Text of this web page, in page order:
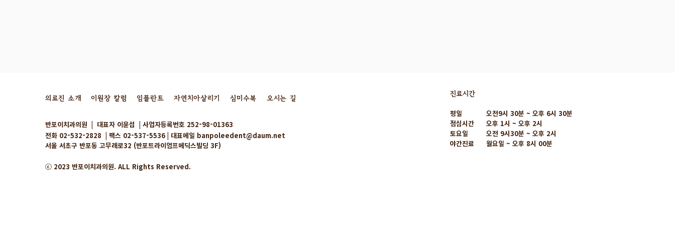
신경치료한 어금니가 다시 아프
신경치료한 어금니가 곪고 발치
의료진 소개 이원장 칼럼 임플란트 자연치아살리기 심미수복 오시는 길
​반포이치과의원 | 대표자 이윤섭 | 사업자등록번호 252-98-01363
전화 02-532-2828 | 팩스 02-537-5536 | 대표메일 banpoleedent@daum.net
서울 서초구 반포동 고무래로32 (반포트라이엄프메딕스빌딩 3F)
​ⓒ 2023 반포이치과의원. ALL Rights Reserved.
진료시간
평일
점심시간
토요일
야간진료
오전9시 30분 ~ 오후 6시 30분
오후 1시 ~ 오후 2시
오전 9시30분 ~ 오후 2시
월요일 ~ 오후 8시 00분